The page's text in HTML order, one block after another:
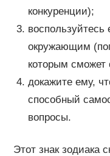
конкуренции);
воспользуйтесь
окружающим
которым сможет
докажите ему,
способный
вопросы.
Этот знак зодиака